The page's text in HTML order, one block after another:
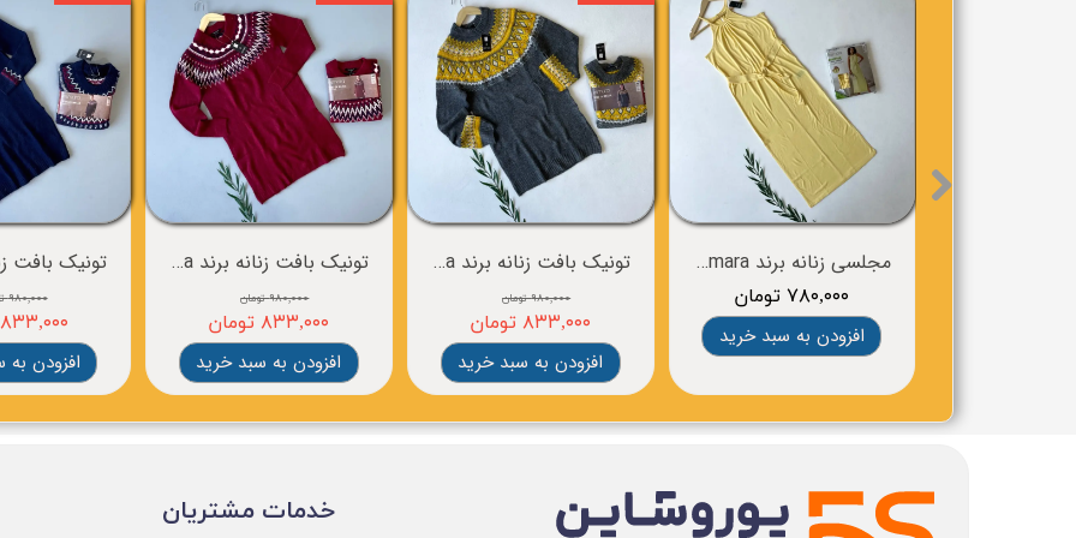
۹۸۰,۰۰۰ تومان
۸۳۳,۰۰۰ تومان
افزودن
تونیک بافت زنانه برند esmara
۹۸۰,۰۰۰ تومان
۸۳۳,۰۰۰ تومان
افزودن به سبد خرید
تونیک بافت زنانه برند esmara
۹۸۰,۰۰۰ تومان
۸۳۳,۰۰۰ تومان
افزودن به سبد خرید
مجلسی زنانه برند esmara
۷۸۰,۰۰۰ تومان
افزودن به سبد خرید
​خدمات مشتریان